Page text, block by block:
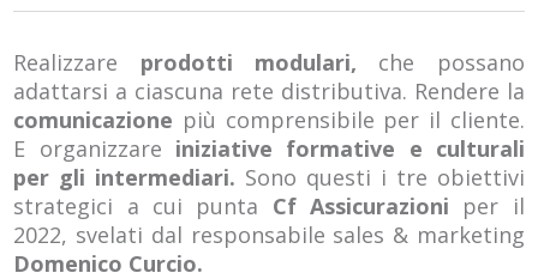
Realizzare prodotti modulari, che possano
adattarsi a ciascuna rete distributiva. Rendere la
comunicazione più comprensibile per il cliente.
E organizzare iniziative formative e culturali
per gli intermediari. Sono questi i tre obiettivi
strategici a cui punta Cf Assicurazioni per il
2022, svelati dal responsabile sales & marketing
Domenico Curcio.